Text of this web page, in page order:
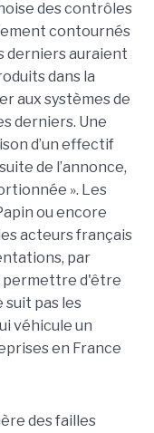
des contrôles
contournés
derniers auraient
dans la
aux systèmes de
derniers. Une
d’un effectif
de l’annonce,
». Les
ou encore
acteurs français
par
permettre d'être
suit pas les
véhicule un
en France
des failles